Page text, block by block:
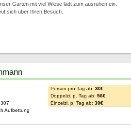
Garten mit viel Wiese lädt zum ausruhen ein.
sich über Ihren Besuch.
Aufbettung
Person pro Tag ab: 30€
Doppelzi. p. Tag ab: 56€
Einzelzi. p. Tag ab: 30€